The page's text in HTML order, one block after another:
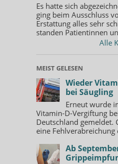
Es hatte sich
ging beim Ausschluss
Erstattung alles sehr
standen Patientinnen
Alle
MEIST GELESEN
Wieder
bei Säugling
Erneut wurde
Vitamin-D-Vergiftung
Deutschland
eine Fehlverabreichung
Ab